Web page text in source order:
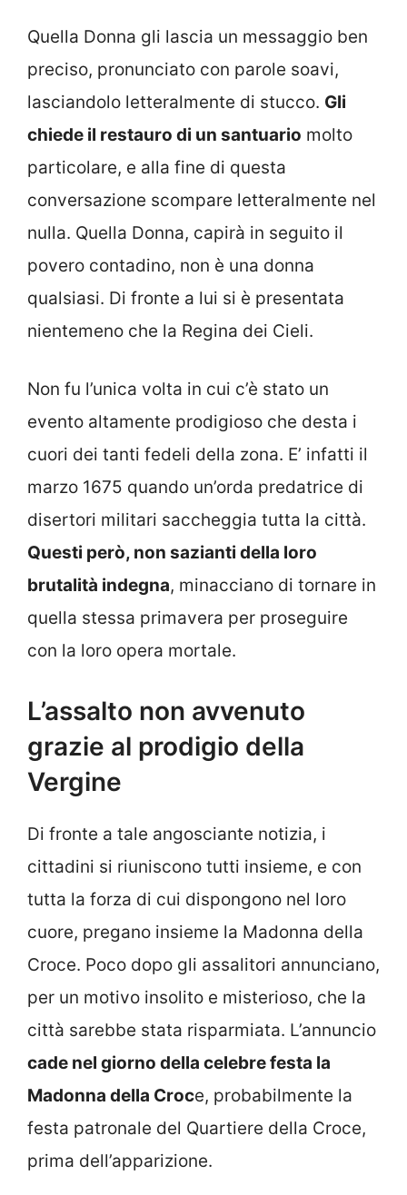
Quella Donna gli lascia un messaggio ben
preciso, pronunciato con parole soavi,
lasciandolo letteralmente di stucco. Gli
chiede il restauro di un santuario molto
particolare, e alla fine di questa
conversazione scompare letteralmente nel
nulla. Quella Donna, capirà in seguito il
povero contadino, non è una donna
qualsiasi. Di fronte a lui si è presentata
nientemeno che la Regina dei Cieli.
Non fu l’unica volta in cui c’è stato un
evento altamente prodigioso che desta i
cuori dei tanti fedeli della zona. E’ infatti il
marzo 1675 quando un’orda predatrice di
disertori militari saccheggia tutta la città.
Questi però, non sazianti della loro
brutalità indegna, minacciano di tornare in
quella stessa primavera per proseguire
con la loro opera mortale.
L’assalto non avvenuto
grazie al prodigio della
Vergine
Di fronte a tale angosciante notizia, i
cittadini si riuniscono tutti insieme, e con
tutta la forza di cui dispongono nel loro
cuore, pregano insieme la Madonna della
Croce. Poco dopo gli assalitori annunciano,
per un motivo insolito e misterioso, che la
città sarebbe stata risparmiata. L’annuncio
cade nel giorno della celebre festa la
Madonna della Croce, probabilmente la
festa patronale del Quartiere della Croce,
prima dell’apparizione.